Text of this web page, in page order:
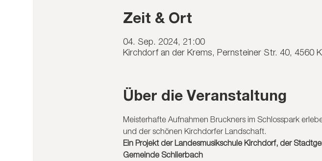
Zeit & Ort
04. Sep. 2024, 21:00
Kirchdorf an der Krems, Pernsteiner Str. 40, 4560
Über die Veranstaltung
Meisterhafte Aufnahmen Bruckners im Schlosspark
und der schönen Kirchdorfer Landschaft.
Ein Projekt der Landesmusikschule Kirchdorf, der
Gemeinde Schlierbach